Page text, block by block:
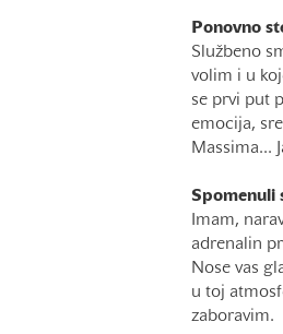
Ponovno
Službeno
volim i u
se prvi put
emocija,
Massima...
Spomenuli
Imam,
adrenalin
Nose vas
u toj
zaboravim.